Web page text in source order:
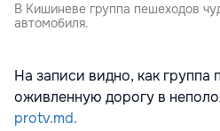
В Кишиневе группа пешеходов
автомобиля.
На записи видно, как группа
оживленную дорогу в
protv.md.